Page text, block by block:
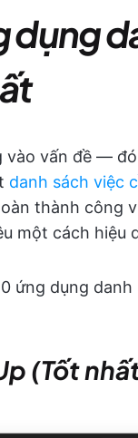
dụng
vào vấn đề —
danh sách việc
thành công
một cách hiệu
ứng dụng
(Tốt